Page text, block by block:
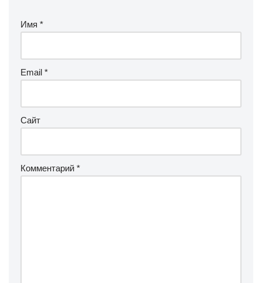
Имя *
Email *
Сайт
Комментарий *